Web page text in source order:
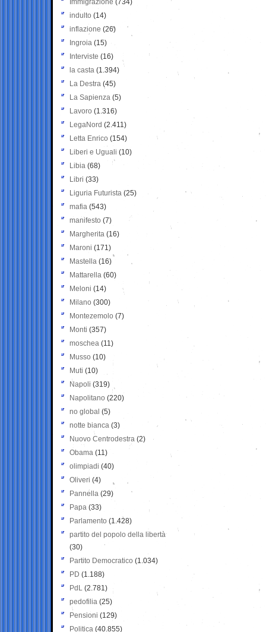
Immigrazione (734)
indulto (14)
inflazione (26)
Ingroia (15)
Interviste (16)
la casta (1.394)
La Destra (45)
La Sapienza (5)
Lavoro (1.316)
LegaNord (2.411)
Letta Enrico (154)
Liberi e Uguali (10)
Libia (68)
Libri (33)
Liguria Futurista (25)
mafia (543)
manifesto (7)
Margherita (16)
Maroni (171)
Mastella (16)
Mattarella (60)
Meloni (14)
Milano (300)
Montezemolo (7)
Monti (357)
moschea (11)
Musso (10)
Muti (10)
Napoli (319)
Napolitano (220)
no global (5)
notte bianca (3)
Nuovo Centrodestra (2)
Obama (11)
olimpiadi (40)
Oliveri (4)
Pannella (29)
Papa (33)
Parlamento (1.428)
partito del popolo della libertà
(30)
Partito Democratico (1.034)
PD (1.188)
PdL (2.781)
pedofilia (25)
Pensioni (129)
Politica (40.855)